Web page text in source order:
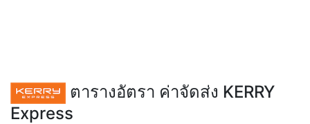
ตารางอัตรา ค่าจัดส่ง KERRY
Express